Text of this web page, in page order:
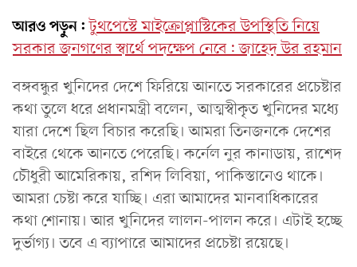
আরও পড়ুন: টুথপেস্টে মাইক্রোপ্লাস্টিকের উপস্থিতি নিয়ে
সরকার জনগণের স্বার্থে পদক্ষেপ নেবে: জাহেদ উর রহমান
বঙ্গবন্ধুর খুনিদের দেশে ফিরিয়ে আনতে সরকারের প্রচেষ্টার
কথা তুলে ধরে প্রধানমন্ত্রী বলেন, আত্মস্বীকৃত খুনিদের মধ্যে
যারা দেশে ছিল বিচার করেছি। আমরা তিনজনকে দেশের
বাইরে থেকে আনতে পেরেছি। কর্নেল নুর কানাডায়, রাশেদ
চৌধুরী আমেরিকায়, রশিদ লিবিয়া, পাকিস্তানেও থাকে।
আমরা চেষ্টা করে যাচ্ছি। এরা আমাদের মানবাধিকারের
কথা শোনায়। আর খুনিদের লালন-পালন করে। এটাই হচ্ছে
দুর্ভাগ্য। তবে এ ব্যাপারে আমাদের প্রচেষ্টা রয়েছে।